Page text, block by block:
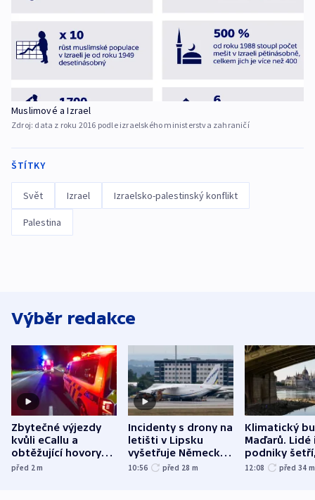
Muslimové a Izrael
Zdroj: data z roku 2016 podle izraelského ministerstva zahraničí
ŠTÍTKY
Svět Izrael Izraelsko-palestinský konflikt
Palestina
Výběr redakce
Zbytečné výjezdy
kvůli eCallu a
obtěžující hovory
zdržují záchranáře
před 2m
Incidenty s drony na
letišti v Lipsku
vyšetřuje Německo
jako úmyslný pokus
10:56 před 28 m
Klimatický
Maďarů. Lidé
podniky
omezuje se
12:08 před 34 m